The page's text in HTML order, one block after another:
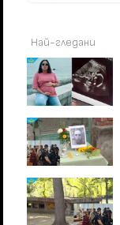
Най-гледани